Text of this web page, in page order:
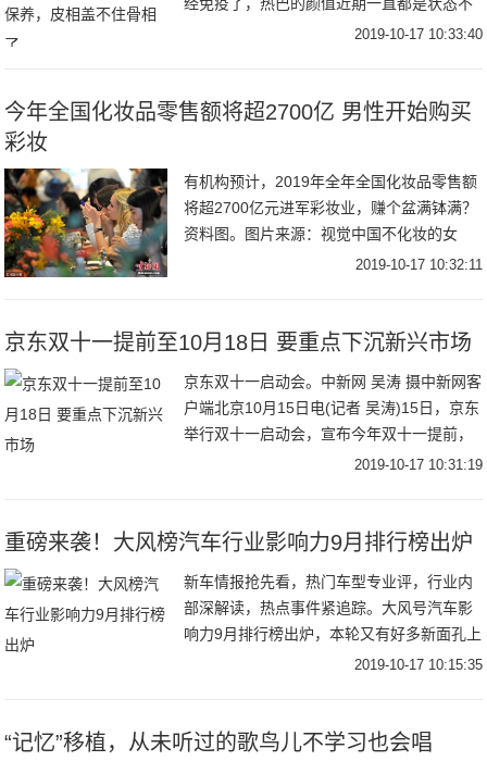
好就崩，状态好就惊艳全网，堪称薛定谔的
2019-10-17 10:33:40
今年全国化妆品零售额将超2700亿 男性开始购买
彩妆
有机构预计，2019年全年全国化妆品零售额
将超2700亿元进军彩妆业，赚个盆满钵满？
资料图。图片来源：视觉中国不化妆的女
生，也会买口红，这就是彩妆的魅力。本来
2019-10-17 10:32:11
京东双十一提前至10月18日 要重点下沉新兴市场
京东双十一启动会。中新网 吴涛 摄中新网客
户端北京10月15日电(记者 吴涛)15日，京东
举行双十一启动会，宣布今年双十一提前，
将从10月18日正式开启，并推出“超级百亿
2019-10-17 10:31:19
重磅来袭！大风榜汽车行业影响力9月排行榜出炉
新车情报抢先看，热门车型专业评，行业内
部深解读，热点事件紧追踪。大风号汽车影
响力9月排行榜出炉，本轮又有好多新面孔上
榜喔！快来加入，极先锋带你上高速！恭喜
2019-10-17 10:15:35
“记忆”移植，从未听过的歌鸟儿不学习也会唱